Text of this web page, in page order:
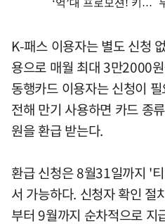
K-패스 이용자는 별도 신청
용으로 매월 최대 3만2000
동행카드 이용자는 신청이
전해 만기 사용하면 카드 종
원을 환급 받는다.
환급 신청은 8월31일까지 '
서 가능하다. 신청자 확인 절
부터 9월까지 순차적으로 지